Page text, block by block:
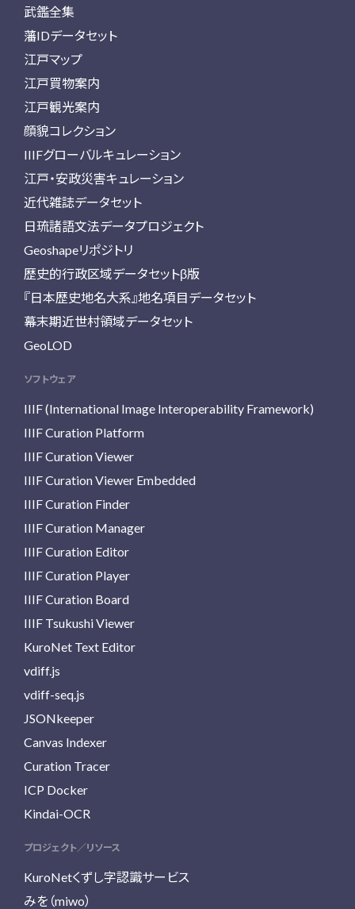
武鑑全集
藩IDデータセット
江戸マップ
江戸買物案内
江戸観光案内
顔貌コレクション
IIIFグローバルキュレーション
江戸・安政災害キュレーション
近代雑誌データセット
日琉諸語文法データプロジェクト
Geoshapeリポジトリ
歴史的行政区域データセットβ版
『日本歴史地名大系』地名項目データセット
幕末期近世村領域データセット
GeoLOD
ソフトウェア
IIIF (International Image Interoperability Framework)
IIIF Curation Platform
IIIF Curation Viewer
IIIF Curation Viewer Embedded
IIIF Curation Finder
IIIF Curation Manager
IIIF Curation Editor
IIIF Curation Player
IIIF Curation Board
IIIF Tsukushi Viewer
KuroNet Text Editor
vdiff.js
vdiff-seq.js
JSONkeeper
Canvas Indexer
Curation Tracer
ICP Docker
Kindai-OCR
プロジェクト／リソース
KuroNetくずし字認識サービス
みを（miwo）